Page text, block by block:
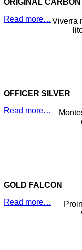
ORIGINAL CARBON
Read more… Viverra
OFFICER SILVER
Read more…
GOLD FALCON
Read more…